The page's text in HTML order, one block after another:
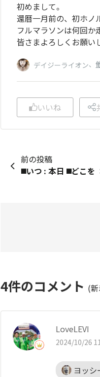
初めまして。
還暦一月前の、初ホノ
フルマラソンは何回か
皆さまよろしくお願い
デイジーライオン、
いいね
前の投稿
4件のコメント (
LoveLEVI
2024/10/26
ヨッシ